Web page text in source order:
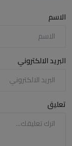
الاسم
البريد الالكتروني
تعليق